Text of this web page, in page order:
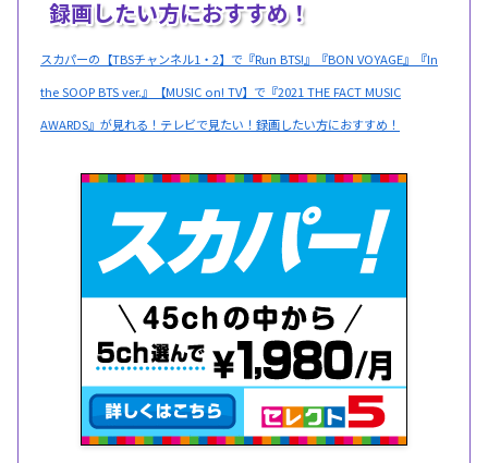
録画したい方におすすめ！
スカパーの【TBSチャンネル1・2】で『Run BTS!』『BON VOYAGE』『In
the SOOP BTS ver.』【MUSIC on! TV】で『2021 THE FACT MUSIC
AWARDS』が見れる！テレビで見たい！録画したい方におすすめ！